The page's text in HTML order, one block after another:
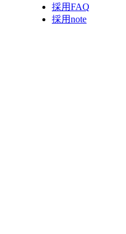
採用FAQ
採用note